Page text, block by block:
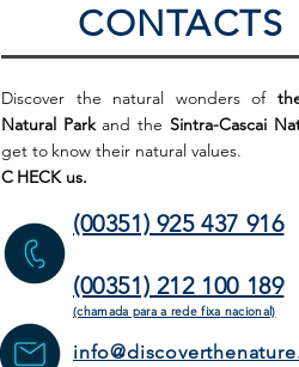
CONTACTS
Discover the natural wonders of
Natural Parkand the Sintra-Cascai
get to know their natural values.
C HECK us.
(00351) 925 437 916
(00351) 212 100 189
(chamada para a rede fixa nacional)